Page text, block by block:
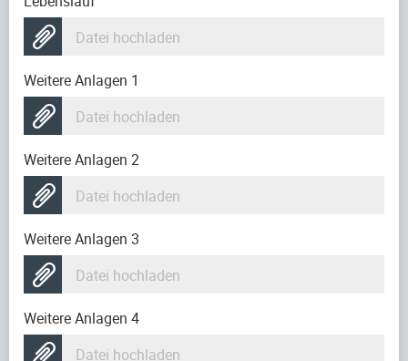
Datei hochladen
Weitere Anlagen 1
Datei hochladen
Weitere Anlagen 2
Datei hochladen
Weitere Anlagen 3
Datei hochladen
Weitere Anlagen 4
Datei hochladen